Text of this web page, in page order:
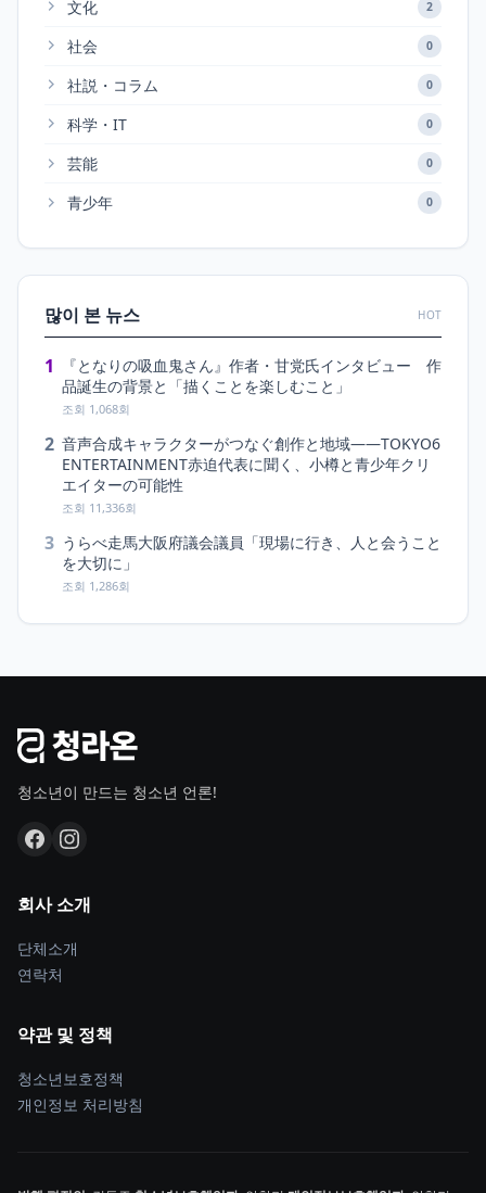
文化 2
社会 0
社説・コラム 0
科学・IT 0
芸能 0
青少年 0
많이 본 뉴스 HOT
1
『となりの吸血鬼さん』作者・甘党氏インタビュー 作
品誕生の背景と「描くことを楽しむこと」
조회 1,068회
2 音声合成キャラクターがつなぐ創作と地域――TOKYO6
ENTERTAINMENT赤迫代表に聞く、小樽と青少年クリ
エイターの可能性
조회 11,336회
3 うらべ走馬大阪府議会議員「現場に行き、人と会うこと
を大切に」
조회 1,286회
청소년이 만드는 청소년 언론!
회사 소개
단체소개
연락처
약관 및 정책
청소년보호정책
개인정보 처리방침